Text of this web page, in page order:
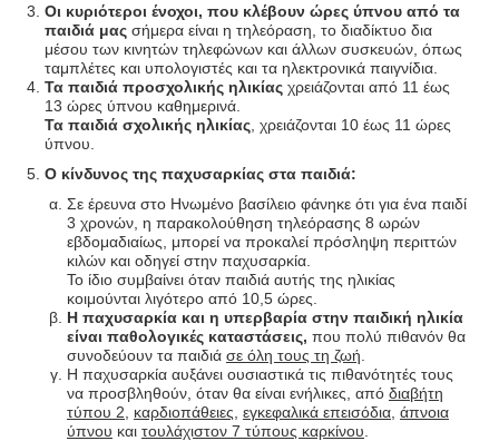
Οι κυριότεροι ένοχοι, που κλέβουν ώρες ύπνου από τα
παιδιά μας σήμερα είναι η τηλεόραση, το διαδίκτυο δια
μέσου των κινητών τηλεφώνων και άλλων συσκευών, όπως
ταμπλέτες και υπολογιστές και τα ηλεκτρονικά παιγνίδια.
Τα παιδιά προσχολικής ηλικίας χρειάζονται από 11 έως
13 ώρες ύπνου καθημερινά.
Τα παιδιά σχολικής ηλικίας , χρειάζονται 10 έως 11 ώρες
ύπνου.
Ο κίνδυνος της παχυσαρκίας στα παιδιά:
Σε έρευνα στο Ηνωμένο βασίλειο φάνηκε ότι για ένα παιδί
3 χρονών, η παρακολούθηση τηλεόρασης 8 ωρών
εβδομαδιαίως, μπορεί να προκαλεί πρόσληψη περιττών
κιλών και οδηγεί στην παχυσαρκία.
Το ίδιο συμβαίνει όταν παιδιά αυτής της ηλικίας
κοιμούνται λιγότερο από 10,5 ώρες.
Η παχυσαρκία και η υπερβαρία στην παιδική ηλικία
είναι παθολογικές καταστάσεις, που πολύ πιθανόν θα
συνοδεύουν τα παιδιά σε όλη τους τη ζωή
Η παχυσαρκία αυξάνει ουσιαστικά τις πιθανότητές τους
να προσβληθούν, όταν θα είναι ενήλικες, από διαβήτη
τύπου 2
καρδιοπάθειες εγκεφαλικά επεισόδια άπνοια
ύπνου και τουλάχιστον 7 τύπους καρκίνου